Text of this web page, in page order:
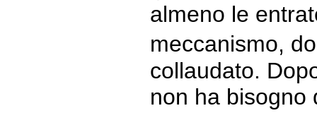
almeno le
meccanismo,
collaudato.
non ha bisogno